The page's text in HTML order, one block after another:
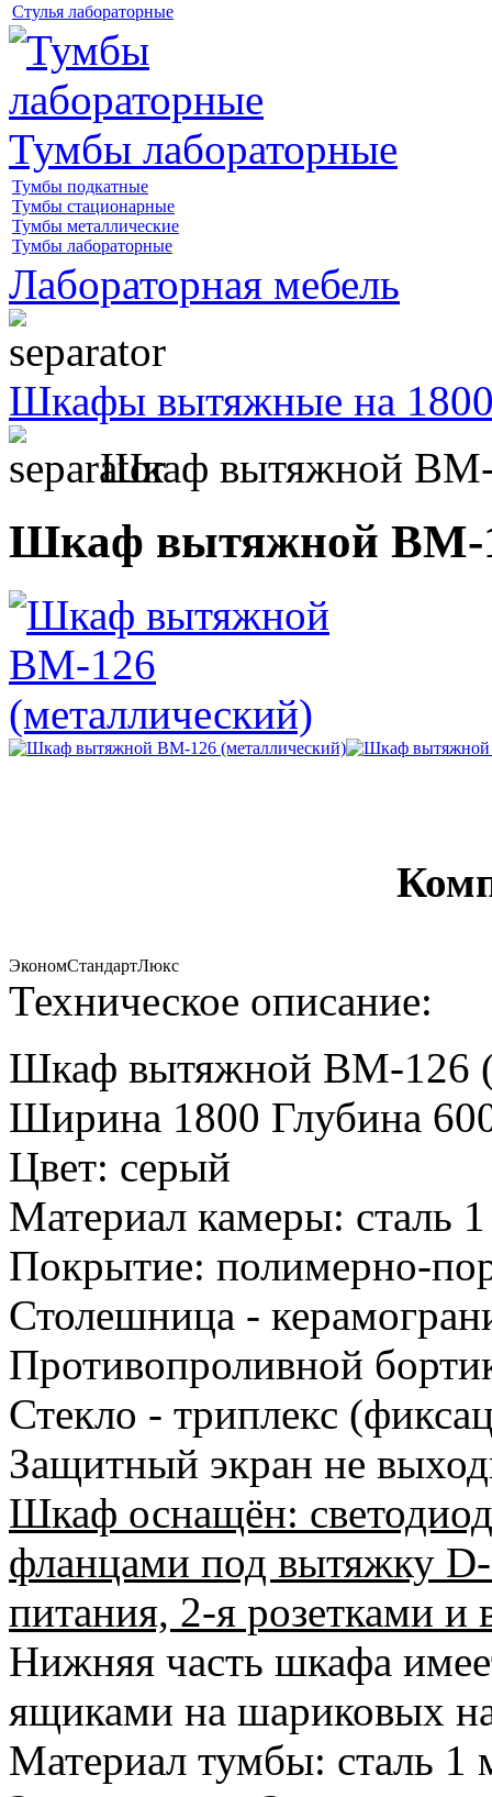
Стулья лабораторные
Тумбы лабораторные
Тумбы подкатные
Тумбы стационарные
Тумбы металлические
Тумбы лабораторные
Лабораторная мебель
Шкафы вытяжные на
Шкаф вытяжной ВМ-
Шкаф вытяжной ВМ-
ЭкономСтандартЛюкс
Техническое описание:
Шкаф вытяжной ВМ-126
Ширина 1800 Глубина
Цвет: серый
Материал камеры: сталь
Покрытие: полимерно-
Столешница -
Противопроливной
Стекло - триплекс
Защитный экран не
Шкаф оснащён:
фланцами под вытяжку
питания, 2-я розетками и
Нижняя часть шкафа
ящиками на шариковых
Материал тумбы: сталь 1